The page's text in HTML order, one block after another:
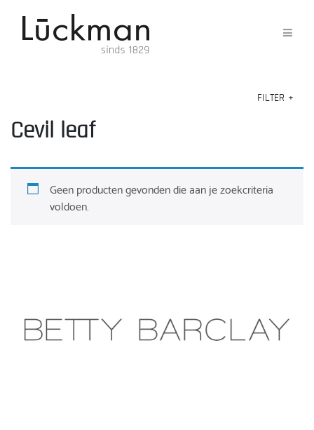
FILTER +
Cevil leaf
Geen producten gevonden die aan je zoekcriteria
voldoen.